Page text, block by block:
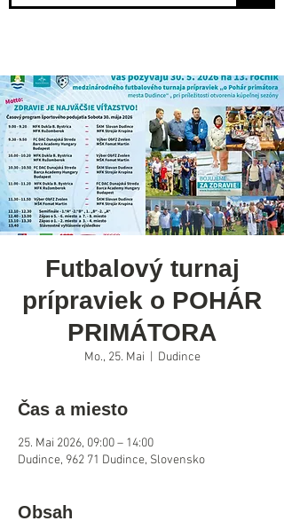
Futbalový turnaj
prípraviek o POHÁR
PRIMÁTORA
Mo., 25. Mai Dudince
Čas a miesto
25. Mai 2026, 09:00 – 14:00
Dudince, 962 71 Dudince, Slovensko
Obsah